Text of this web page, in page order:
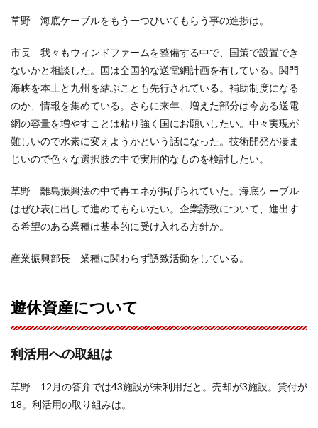
草野 海底ケーブルをもう一つひいてもらう事の進捗は。
市長 我々もウィンドファームを整備する中で、国策で設置でき
ないかと相談した。国は全国的な送電網計画を有している。関門
海峡を本土と九州を結ぶことも先行されている。補助制度になる
のか、情報を集めている。さらに来年、増えた部分は今ある送電
網の容量を増やすことは粘り強く国にお願いしたい。中々実現が
難しいので水素に変えようかという話になった。技術開発が凄ま
じいので色々な選択肢の中で実用的なものを検討したい。
草野 離島振興法の中で再エネが掲げられていた。海底ケーブル
はぜひ表に出して進めてもらいたい。企業誘致について、進出す
る希望のある業種は基本的に受け入れる方針か。
産業振興部長 業種に関わらず誘致活動をしている。
遊休資産について
利活用への取組は
草野 12月の答弁では43施設が未利用だと。売却が3施設。貸付が
18。利活用の取り組みは。